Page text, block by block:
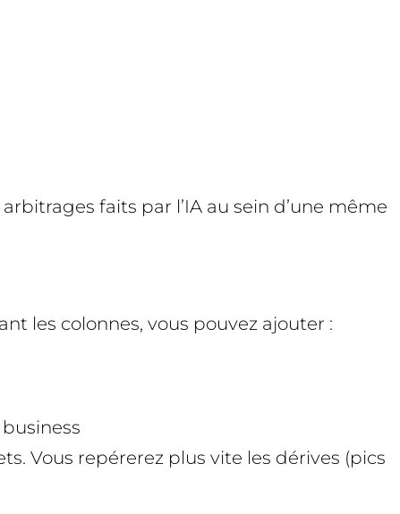
faits par l’IA au sein d’une même
les colonnes, vous pouvez ajouter :
Vous repérerez plus vite les dérives (pics